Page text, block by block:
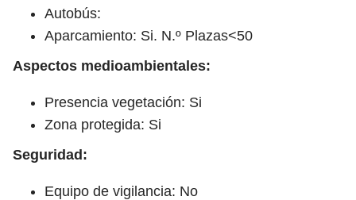
Autobús:
Aparcamiento: Si. N.º Plazas<50
Aspectos medioambientales:
Presencia vegetación: Si
Zona protegida: Si
Seguridad:
Equipo de vigilancia: No